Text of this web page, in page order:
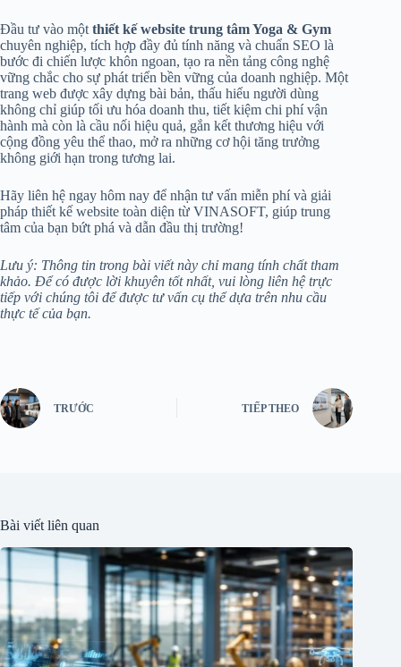
Đầu tư vào một thiết kế website trung tâm Yoga & Gym
chuyên nghiệp, tích hợp đầy đủ tính năng và chuẩn SEO là
bước đi chiến lược khôn ngoan, tạo ra nền tảng công nghệ
vững chắc cho sự phát triển bền vững của doanh nghiệp. Một
trang web được xây dựng bài bản, thấu hiểu người dùng
không chỉ giúp tối ưu hóa doanh thu, tiết kiệm chi phí vận
hành mà còn là cầu nối hiệu quả, gắn kết thương hiệu với
cộng đồng yêu thể thao, mở ra những cơ hội tăng trưởng
không giới hạn trong tương lai.
Hãy liên hệ ngay hôm nay để nhận tư vấn miễn phí và giải
pháp thiết kế website toàn diện từ VINASOFT, giúp trung
tâm của bạn bứt phá và dẫn đầu thị trường!
Lưu ý: Thông tin trong bài viết này chỉ mang tính chất tham
khảo. Để có được lời khuyên tốt nhất, vui lòng liên hệ trực
tiếp với chúng tôi để được tư vấn cụ thể dựa trên nhu cầu
thực tế của bạn.
TRƯỚC TIẾP THEO
Bài viết liên quan